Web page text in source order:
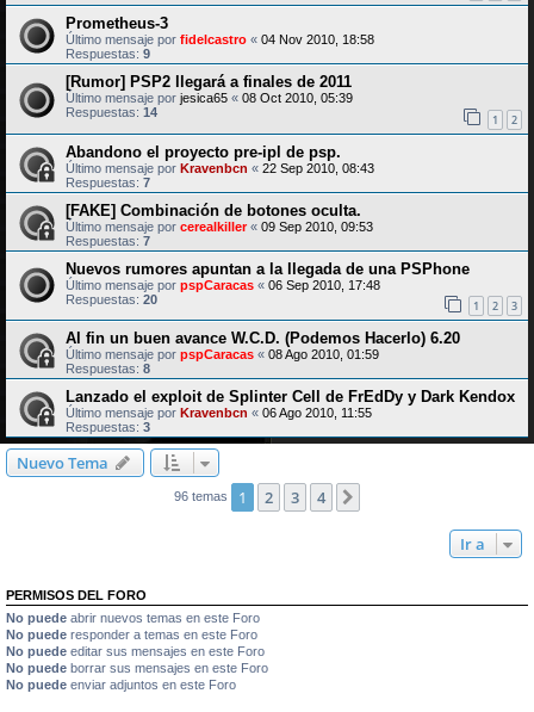
Prometheus-3
Último mensaje por fidelcastro « 04 Nov 2010, 18:58
Respuestas: 9
[Rumor] PSP2 llegará a finales de 2011
Último mensaje por jesica65 « 08 Oct 2010, 05:39
Respuestas: 14 1 2
Abandono el proyecto pre-ipl de psp.
Último mensaje por Kravenbcn « 22 Sep 2010, 08:43
Respuestas: 7
[FAKE] Combinación de botones oculta.
Último mensaje por cerealkiller« 09 Sep 2010, 09:53
Respuestas: 7
Nuevos rumores apuntan a la llegada de una PSPhone
Último mensaje por pspCaracas « 06 Sep 2010, 17:48
Respuestas: 20 1 2 3
Al fin un buen avance W.C.D. (Podemos Hacerlo) 6.20
Último mensaje por pspCaracas « 08 Ago 2010, 01:59
Respuestas: 8
Lanzado el exploit de Splinter Cell de FrEdDy y Dark Kendox
Último mensaje por Kravenbcn « 06 Ago 2010, 11:55
Respuestas: 3
Nuevo Tema
96 temas 1 2 3 4
Ir a
PERMISOS DEL FORO
No puede abrir nuevos temas en este Foro
No puede responder a temas en este Foro
No puede editar sus mensajes en este Foro
No puede borrar sus mensajes en este Foro
No puede enviar adjuntos en este Foro